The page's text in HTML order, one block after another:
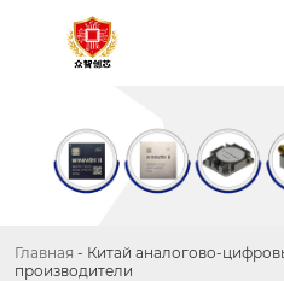
Главная - Китай аналогово-
производители